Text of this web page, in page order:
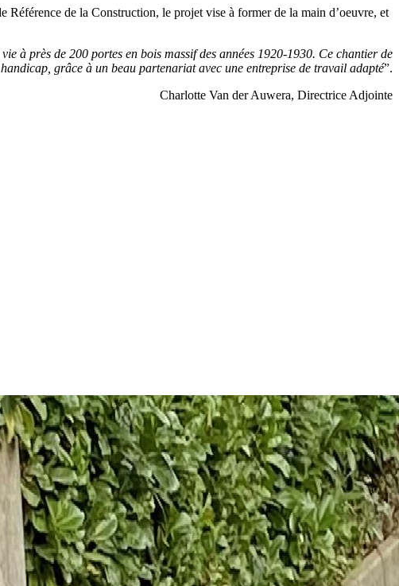
Référence de la Construction, le projet vise à former de la main d’oeuvre, et
à près de 200 portes en bois massif des années 1920-1930. Ce chantier de
grâce à un beau partenariat avec une entreprise de travail adapté”.
Charlotte Van der Auwera, Directrice Adjointe